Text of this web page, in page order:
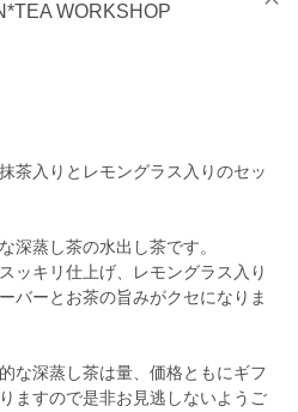
WORKSHOP
茶入りとレモングラス入りのセッ
深蒸し茶の水出し茶です。
ッキリ仕上げ、レモングラス入り
バーとお茶の旨みがクセになりま
な深蒸し茶は量、価格ともにギフ
ますので是非お見逃しないようご